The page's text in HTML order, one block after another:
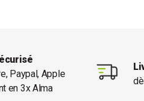
Paypal, Apple
en 3x Alma